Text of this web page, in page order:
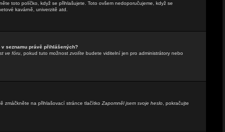
toto políčko, když se přihlašujete. Toto ovšem nedoporučujeme, když se
kavárně, univerzitě atd.
seznamu právě přihlášených?
ve fóru , pokud tuto možnost zvolíte budete viditelní jen pro administrátory nebo
zmáčkněte na přihlašovací stránce tlačítko Zapomněl jsem svoje heslo , pokračujte